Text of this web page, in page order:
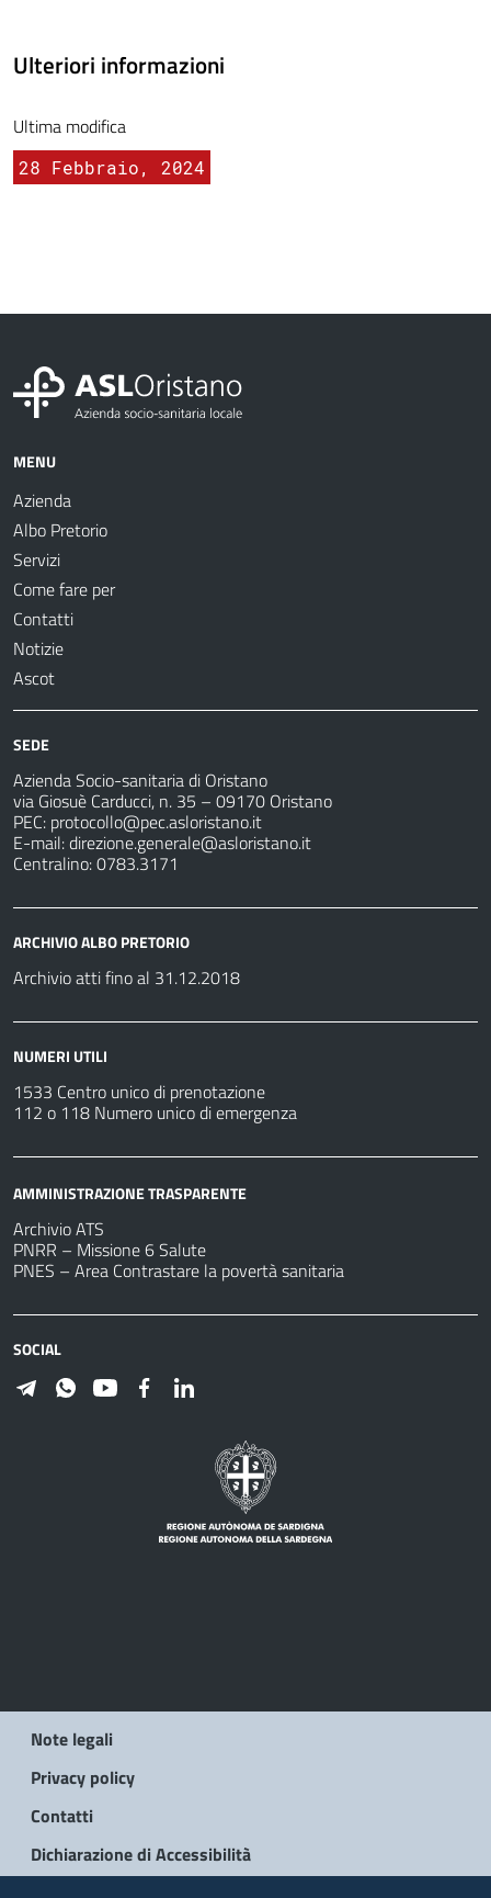
Ulteriori informazioni
Ultima modifica
28 Febbraio, 2024
MENU
Azienda
Albo Pretorio
Servizi
Come fare per
Contatti
Notizie
Ascot
SEDE
Azienda Socio-sanitaria di Oristano
via Giosuè Carducci, n. 35 – 09170 Oristano
PEC: protocollo@pec.asloristano.it
E-mail:direzione.generale@asloristano.it
Centralino: 0783.3171
ARCHIVIO ALBO PRETORIO
Archivio atti fino al 31.12.2018
NUMERI UTILI
1533 Centro unico di prenotazione
112 o 118 Numero unico di emergenza
AMMINISTRAZIONE TRASPARENTE
Archivio ATS
PNRR – Missione 6 Salute
PNES – Area Contrastare la povertà sanitaria
SOCIAL
Note legali
Privacy policy
Contatti
Dichiarazione di Accessibilità